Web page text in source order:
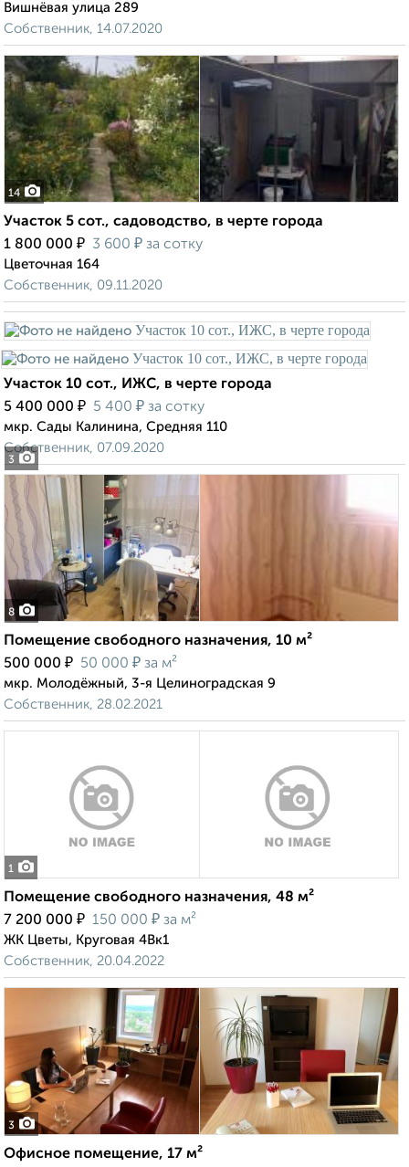
Вишнёвая улица 289
Собственник, 14.07.2020
14
Участок 5 сот., садоводство, в черте города
1 800 000 ₽ 3 600 ₽ за сотку
Цветочная 164
Собственник, 09.11.2020
3
Участок 10 сот., ИЖС, в черте города
5 400 000 ₽ 5 400 ₽ за сотку
мкр. Сады Калинина, Средняя 110
Собственник, 07.09.2020
8
Помещение свободного назначения, 10 м²
500 000 ₽ 50 000 ₽ за м²
мкр. Молодёжный, 3-я Целиноградская 9
Собственник, 28.02.2021
1
Помещение свободного назначения, 48 м²
7 200 000 ₽ 150 000 ₽ за м²
ЖК Цветы, Круговая 4Вк1
Собственник, 20.04.2022
3
Офисное помещение, 17 м²